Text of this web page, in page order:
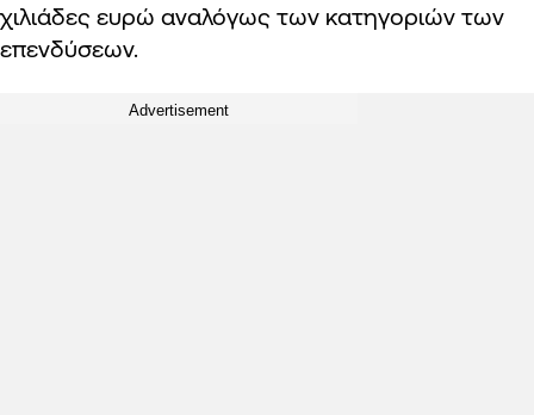
χιλιάδες ευρώ αναλόγως των κατηγοριών των
επενδύσεων.
Advertisement